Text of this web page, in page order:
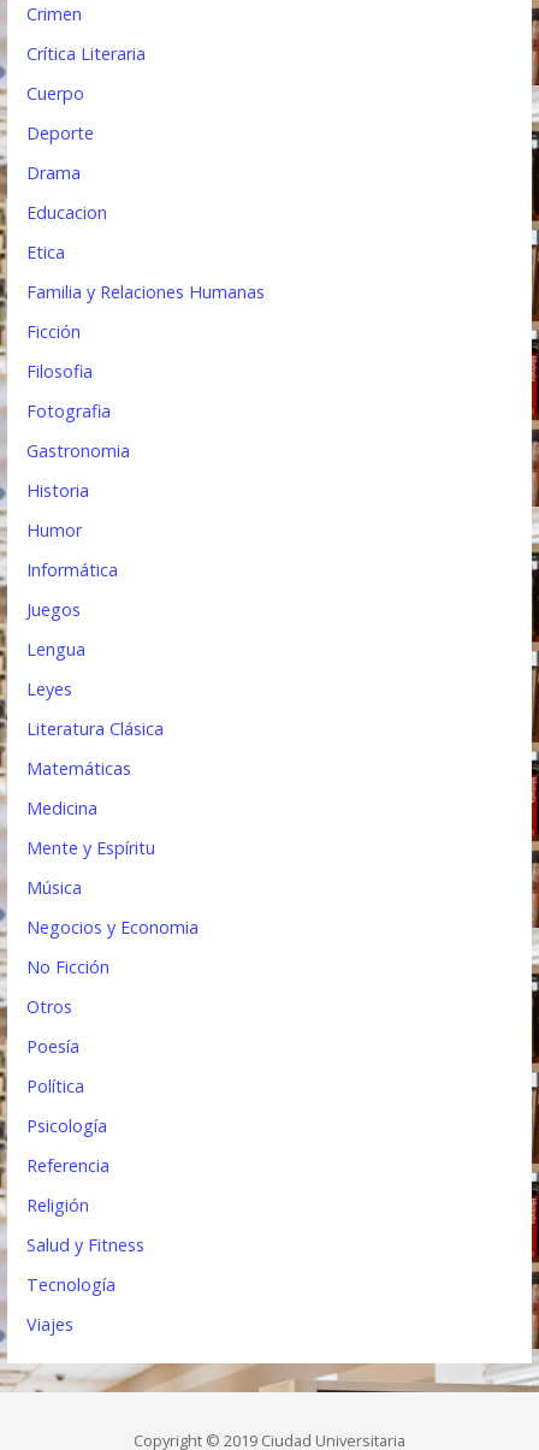
Crimen
Crítica Literaria
Cuerpo
Deporte
Drama
Educacion
Etica
Familia y Relaciones Humanas
Ficción
Filosofia
Fotografia
Gastronomia
Historia
Humor
Informática
Juegos
Lengua
Leyes
Literatura Clásica
Matemáticas
Medicina
Mente y Espíritu
Música
Negocios y Economia
No Ficción
Otros
Poesía
Política
Psicología
Referencia
Religión
Salud y Fitness
Tecnología
Viajes
Copyright © 2019 Ciudad Universitaria